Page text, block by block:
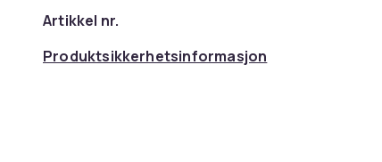
Artikkel nr.
Produktsikkerhetsinformasjon